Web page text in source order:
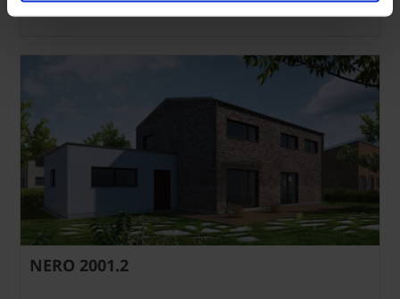
NERO 2001.2